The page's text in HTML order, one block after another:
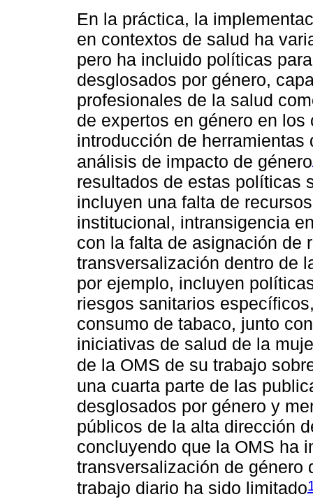
En la práctica, la
en contextos de salud ha
pero ha incluido políticas
desglosados por género,
profesionales de la salud
de expertos en género en
introducción de
análisis de impacto de género
resultados de estas políticas
incluyen una falta de
institucional, intransigencia
con la falta de asignación de
transversalización dentro de
por ejemplo, incluyen
riesgos sanitarios
consumo de tabaco, junto
iniciativas de salud de la
de la OMS de su trabajo
una cuarta parte de las
desglosados por género y
públicos de la alta dirección
concluyendo que la OMS ha
transversalización de género
trabajo diario ha sido limitado